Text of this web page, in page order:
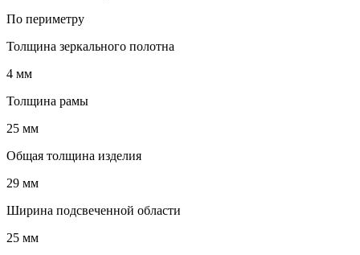
По периметру
Толщина зеркального полотна
4 мм
Толщина рамы
25 мм
Общая толщина изделия
29 мм
Ширина подсвеченной области
25 мм